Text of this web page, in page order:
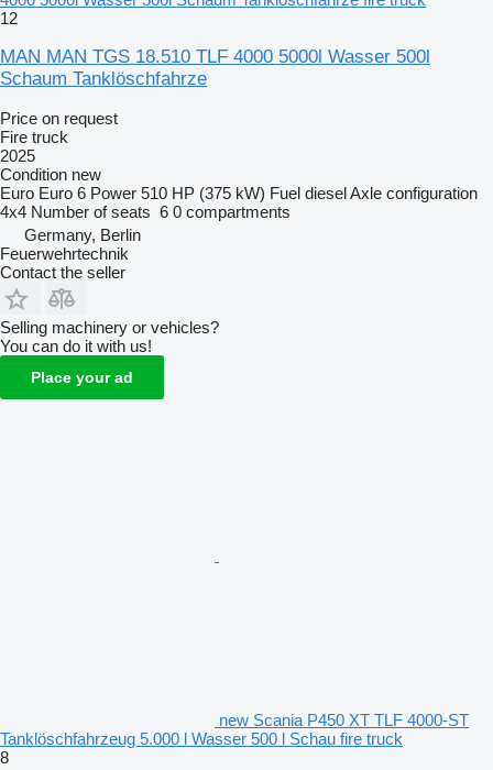
12
MAN MAN TGS 18.510 TLF 4000 5000l Wasser 500l
Schaum Tanklöschfahrze
Price on request
Fire truck
2025
Condition new
Euro Euro 6 Power 510 HP (375 kW) Fuel dieselAxle configuration
4x4 Number of seats 6 0 compartments
Germany, Berlin
Feuerwehrtechnik
Contact the seller
Selling machinery or vehicles?
You can do it with us!
Place your ad
new Scania P450 XT TLF 4000-ST
Tanklöschfahrzeug 5.000 l Wasser 500 l Schau fire truck
8